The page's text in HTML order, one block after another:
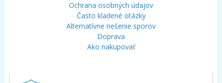
Ochrana osobných údajov
Často kladené otázky
Alternatívne riešenie sporov
Doprava
Ako nakupovať